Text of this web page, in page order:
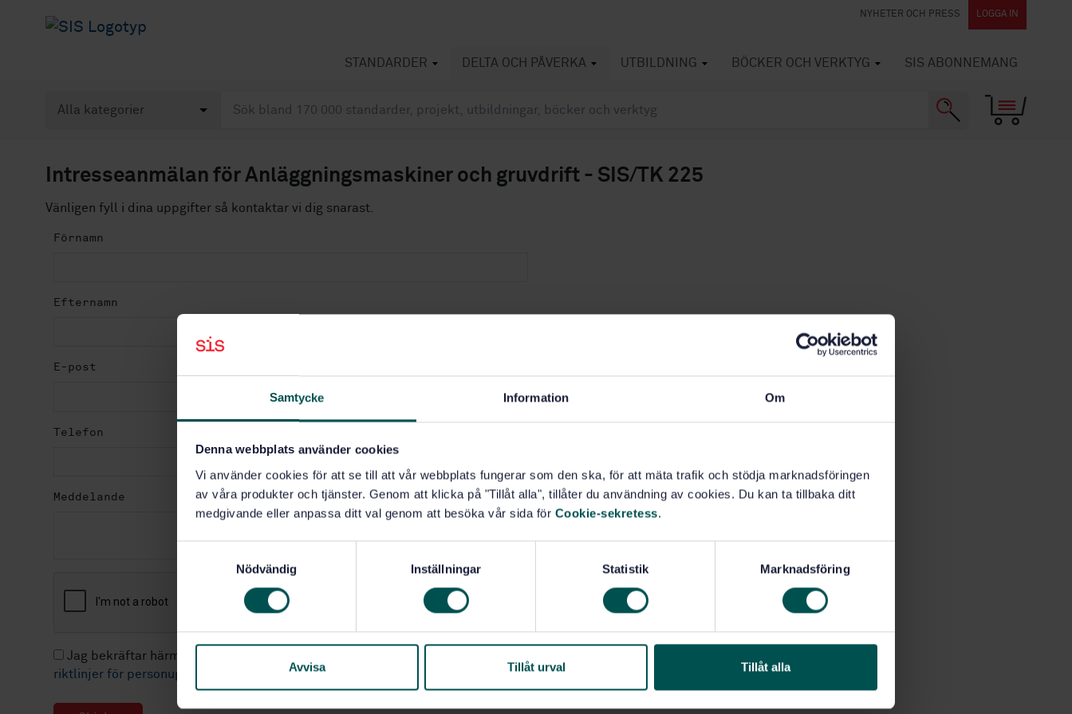
Samtycke Information Om
Denna webbplats använder cookies
Vi använder cookies för att se till att vår webbplats fungerar som den ska, för att mäta trafik och stödja marknadsföringen
av våra produkter och tjänster. Genom att klicka på "Tillåt alla", tillåter du användning av cookies. Du kan ta tillbaka ditt
medgivande eller anpassa ditt val genom att besöka vår sida för Cookie-sekretess.
e
s
Nödvändig Inställningar Statistik Marknadsföring
Avvisa Tillåt urval Tillåt alla
NYHETER OCH PRESS LOGGA IN
STANDARDER DELTA OCH PÅVERKA UTBILDNING BÖCKER OCH VERKTYG SIS ABONNEMANG
Intresseanmälan för Anläggningsmaskiner och gruvdrift - SIS/TK 225
Vänligen fyll i dina uppgifter så kontaktar vi dig snarast.
Förnamn
Efternamn
E-post
Telefon
Meddelande
Jag bekräftar härmed att jag blivit informerad om och tagit del av
riktlinjer för personuppgiftsbehandling.